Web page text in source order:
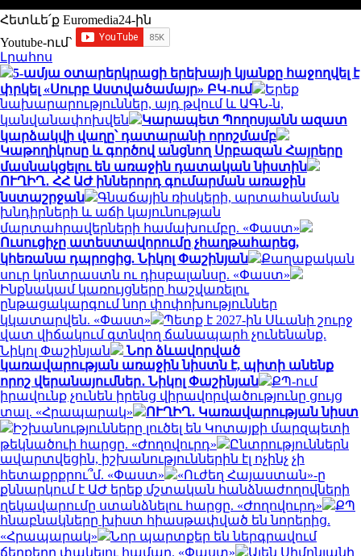
Հետևե՛ք Euromedia24-ին
Youtube-ում`
Լրահոս
5-ամյա օտարերկրացի երեխայի կյանքը հաջողվել է
փրկել «Սուրբ Աստվածամայր» ԲԿ-ում
Երեք
նախարարություններ, այդ թվում և ԱԳՆ-ն,
կանվանափոխվեն
Կարապետ Պողոսյանն ազատ
կարձակվի վաղը՝ դատարանի որոշմամբ
Կաթողիկոսը և գործով անցնող Սրբազան Հայրերը
մասնակցելու են առաջին դատական նիստին
ՈՒՂԻՂ․ ՀՀ ԱԺ իններորդ գումարման առաջին
նստաշրջան
Գնաճային ռիսկերի, արտահանման
խնդիրների և աճի կայունության
մարտահրավերների համախումբը. «Փաստ»
Ուսուցիչը ատեստավորումը չհաղթահարեց,
կհեռանա դպրոցից. Նիկոլ Փաշինյան
Քաղաքական
սուր կոնտրաստն ու դիսբալանսը. «Փաստ»
Ինքնակամ կառույցները հաշվառելու
ընթացակարգում նոր փոփոխություններ
կկատարվեն. «Փաստ»
Պետք է 2027-ին Սևանի շուրջ
վատ վիճակում գտնվող ճանապարհ չունենանք.
Նիկոլ Փաշինյան
Նոր ձևավորված
կառավարության առաջին նիստն է, պիտի անենք
որոշ վերանայումներ․ Նիկոլ Փաշինյան
ՔՊ-ում
իրավունք չունեն իրենց վիրավորվածությունը ցույց
տալ. «Հրապարակ»
ՈՒՂԻՂ․ Կառավարության նիստ
Իշխանությունները լուծել են Կոտայքի մարզպետի
թեկնածուի հարցը. «Ժողովուրդ»
Ընտրություններն
ավարտվեցին, իշխանություններին էլ ոչինչ չի
հետաքրքրու՞մ. «Փաստ»
«Ուժեղ Հայաստան»-ը
քննարկում է ԱԺ երեք մշտական հանձնաժողովների
ղեկավարումը ստանձնելու հարցը. «Ժողովուրդ»
ՔՊ
հնաբնակները խիստ հիասթափված են նորերից.
«Հրապարակ»
Նոր պարտքեր են ներգրավում
ճեղքերը փակելու համար. «Փաստ»
Ալեն Սիմոնյանի